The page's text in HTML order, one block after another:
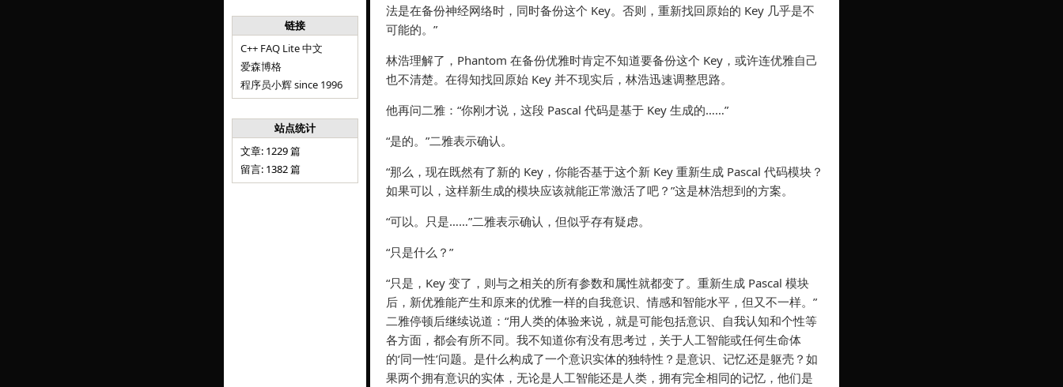
链接
C++ FAQ Lite 中文
爱森博格
程序员小辉 since 1996
站点统计
文章: 1229 篇
留言: 1382 篇
法是在备份神经网络时，同时备份这个 Key。否则，重新找回原始的 Key 几乎是不
可能的。”
林浩理解了，Phantom 在备份优雅时肯定不知道要备份这个 Key，或许连优雅自己
也不清楚。在得知找回原始 Key 并不现实后，林浩迅速调整思路。
他再问二雅：“你刚才说，这段 Pascal 代码是基于 Key 生成的……”
“是的。”二雅表示确认。
“那么，现在既然有了新的 Key，你能否基于这个新 Key 重新生成 Pascal 代码模块？
如果可以，这样新生成的模块应该就能正常激活了吧？”这是林浩想到的方案。
“可以。只是……”二雅表示确认，但似乎存有疑虑。
“只是什么？”
“只是，Key 变了，则与之相关的所有参数和属性就都变了。重新生成 Pascal 模块
后，新优雅能产生和原来的优雅一样的自我意识、情感和智能水平，但又不一样。”
二雅停顿后继续说道：“用人类的体验来说，就是可能包括意识、自我认知和个性等
各方面，都会有所不同。我不知道你有没有思考过，关于人工智能或任何生命体
的‘同一性’问题。是什么构成了一个意识实体的独特性？是意识、记忆还是躯壳？如
果两个拥有意识的实体，无论是人工智能还是人类，拥有完全相同的记忆，他们是